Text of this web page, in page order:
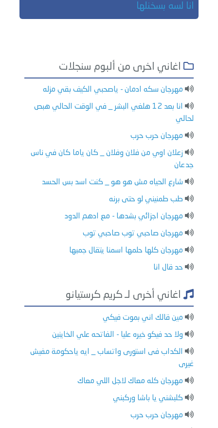
انا لسه بسخنلها
اغاني اخرى من ألبوم سنجلات
مهرجان سكه ادمان - ياصحبي الكيف بقي مزله
انا بعد 12 هلغي البشر _ في الوقت الحالي هبص
لحالي
مهرجان حرب حرب
زعلان اوي من فلان وفلان _ كان ياما كان في ناس
جدعان
شارع الحياه مش هو هو _ كنت اسد بس الحسد
طب طمنيني لو حتى برنه
مهرجان اجزائي بشدها - مع ادهم الدود
مهرجان صاحبي توب صاحبي توب
مهرجان كلها حلمها اسمنا يتقال جمبها
حد قال انا
اغاني أخرى لـ كريم كرستيانو
مين قالك اني بموت فيكي
ولا حد فيكو خيره عليا - الفاتحه علي الخاينين
الكداب فى استورى واتساب _ ايه ياحكومة مفيش
غيرى
مهرجان كله معاك لاجل اللي معاك
كلبشني يا باشا وركبني
مهرجان حرب حرب